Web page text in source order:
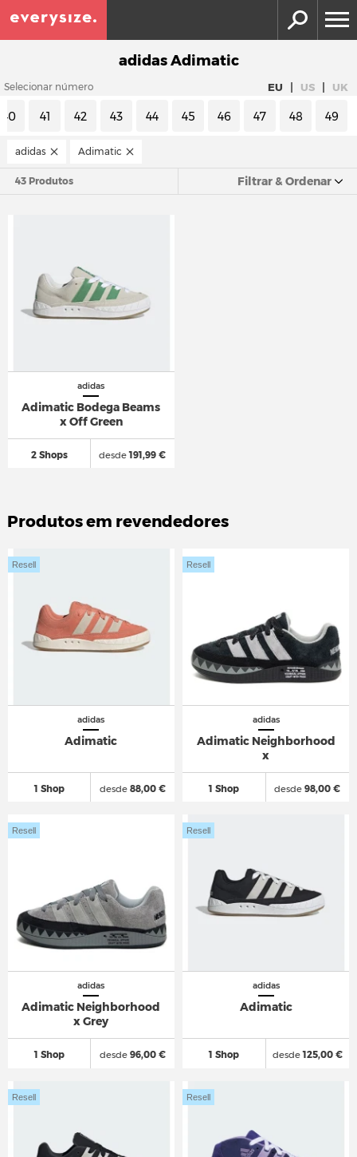
adidas Adimatic
Selecionar número EU | US | UK
40 41 42 43 44 45 46 47 48 49
adidas Adimatic
43 Produtos Filtrar & Ordenar
adidas
Adimatic Bodega Beams
x Off Green
2 Shops desde191,99 €
Produtos em revendedores
adidas
Adimatic
1 Shop
Resell
desde88,00 €
adidas
Adimatic Neighborhood
x
1 Shop
Resell
desde 98,00 €
adidas
Adimatic Neighborhood
x Grey
1 Shop
Resell
desde96,00 €
adidas
Adimatic
1 Shop
Resell
desde125,00 €
Resell Resell